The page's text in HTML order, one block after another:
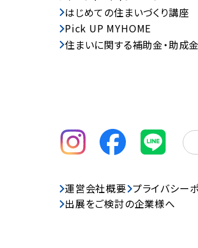
はじめての住まいづくり講座
Pick UP MYHOME
住まいに関する補助金・助成金
運営会社概要 プライバシー
出展をご検討の企業様へ